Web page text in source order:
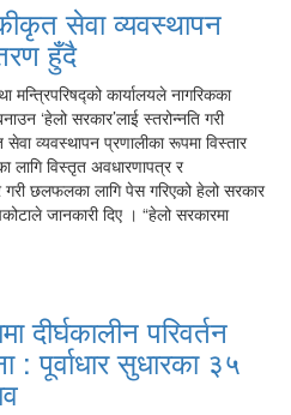
सेवा व्यवस्थापन
हुँदै
मन्त्रिपरिषद्को कार्यालयले नागरिकका
‘हेलो सरकार’लाई स्तरोन्नति गरी
व्यवस्थापन प्रणालीका रूपमा विस्तार
लागि विस्तृत अवधारणापत्र र
गरी छलफलका लागि पेस गरिएको हेलो सरकार
जानकारी दिए । “हेलो सरकारमा
दीर्घकालीन परिवर्तन
: पूर्वाधार सुधारका ३५